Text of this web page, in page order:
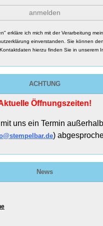
anmelden
erkläre ich mich mit der Verarbeitung
einverstanden. Sie können
hierzu finden Sie in unserem
ACHTUNG
Öffnungszeiten!
uns ein Termin
)
News